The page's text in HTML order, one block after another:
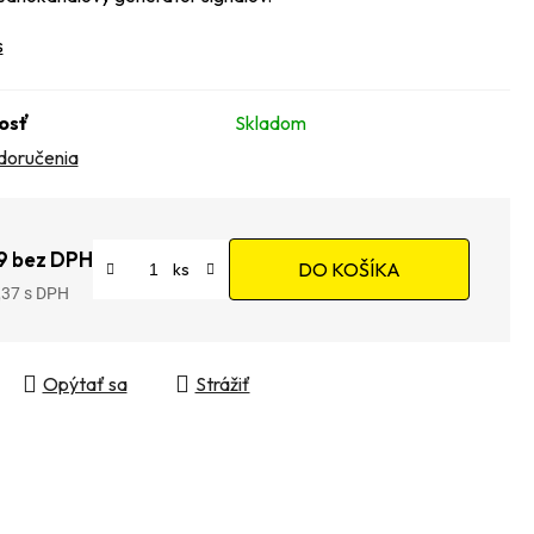
Skladom
bez DPH DO KOŠÍKA
Opýtať sa Strážiť